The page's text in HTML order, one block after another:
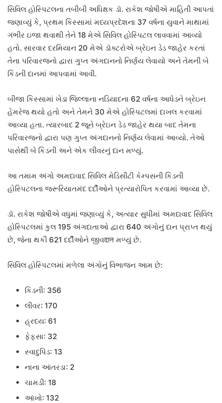
સિવિલ હોસ્પિટલના તબીબી અધિક્ષક ડૉ. રાકેશ જોષીએ માહિતી આપતાં
જણાવ્યું કે, પ્રથમ કિસ્સામાં મધ્યપ્રદેશના 37 વર્ષના યુવાને માથામાં
ગંભીર ઇજા થવાથી તેને 18 મેએ સિવિલ હોસ્પિટલ લાવવામાં આવ્યો
હતો. સારવાર દરમિયાન 20 મેએ ડૉક્ટરોએ બ્રેઇન ડેડ જાહેર કરતાં
તેના પરિવારજનો દ્વારા ગુપ્ત અંગદાનનો નિર્ણય લેવાયો અને તેમની બે
કિડની દાનમાં આપવામાં આવી.
બીજા કિસ્સામાં ખેડા જિલ્લાના નડિયાદના 62 વર્ષના આધેડને બ્રેઇન
હેમરેજ થયો હતો અને તેમને 30 મેએ હોસ્પિટલમાં દાખલ કરવામાં
આવ્યા હતા. ત્યારબાદ 2 જૂને બ્રેઇન ડેડ જાહેર થયા બાદ તેમના
પરિવારજનો દ્વારા પણ ગુપ્ત અંગદાનનો નિર્ણય લેવામાં આવ્યો. તેઓ
પાસેથી બે કિડની અને એક લીવરનું દાન મળ્યું.
આ તમામ અંગો અમદાવાદ સિવિલ મેડિસીટી કેમ્પસની કિડની
હોસ્પિટલના જરૂરિયાતમંદ દર્દીઓને પ્રત્યારોપિત કરવામાં આવ્યા છે.
ડૉ. રાકેશ જોષીએ વધુમાં જણાવ્યું કે, અત્યાર સુધીમાં અમદાવાદ સિવિલ
હોસ્પિટલમાં કુલ 195 અંગદાતાઓ દ્વારા 640 અંગોનું દાન પ્રાપ્ત થયું
છે, જેના થકી 621 દર્દીઓને જીવदान મળ્યું છે.
સિવિલ હોસ્પિટલમાં મળેલા અંગોનું વિભાજન આમ છે:
કિડની: 356
લીવર: 170
હ્રદય: 61
ફેફસા: 32
સ્વાદુપિંડ: 13
નાના આંતરડા: 2
ચામડી: 18
આંખો: 132